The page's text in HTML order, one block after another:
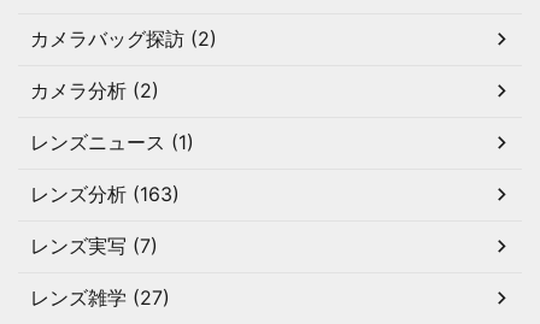
カメラバッグ探訪 (2)
カメラ分析 (2)
レンズニュース (1)
レンズ分析 (163)
レンズ実写 (7)
レンズ雑学 (27)